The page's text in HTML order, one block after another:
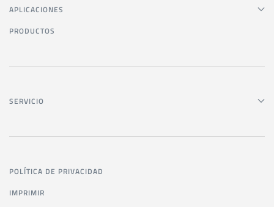
APLICACIONES
PRODUCTOS
SERVICIO
POLÍTICA DE PRIVACIDAD
IMPRIMIR